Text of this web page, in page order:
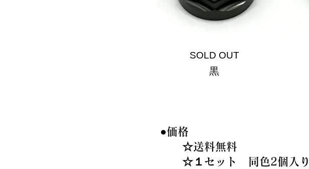
SOLD OUT
黒
●価格
☆送料無料
☆１セット 同色2個入り